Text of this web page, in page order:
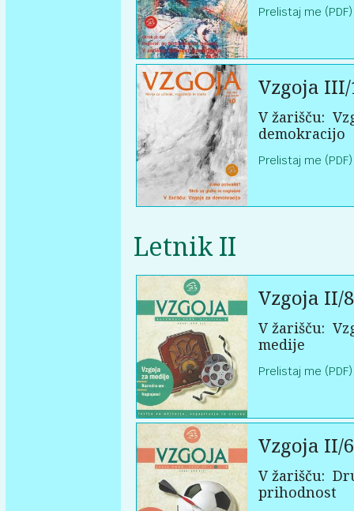
Prelistaj me (PDF)
Vzgoja III/
V žarišču:
demokracijo
Prelistaj me (PDF)
Letnik II
Vzgoja II/8
V žarišču:
medije
Prelistaj me (PDF)
Vzgoja II/6
V žarišču:
prihodnost